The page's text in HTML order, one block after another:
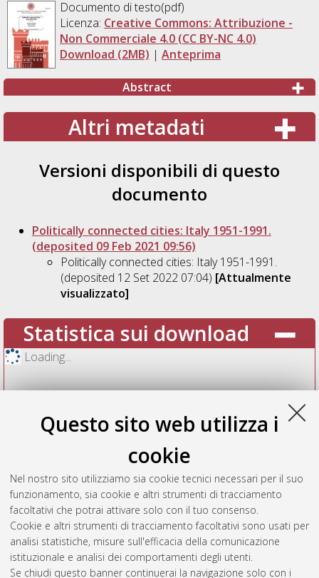
Questo sito web utilizza i
cookie
Nel nostro sito utilizziamo sia cookie tecnici necessari per il suo
funzionamento, sia cookie e altri strumenti di tracciamento
facoltativi che potrai attivare solo con il tuo consenso.
Cookie e altri strumenti di tracciamento facoltativi sono usati per
analisi statistiche, misure sull'efficacia della comunicazione
istituzionale e analisi dei comportamenti degli utenti.
Se chiudi questo banner continuerai la navigazione solo con i
Documento di testo(pdf)
Licenza: Creative Commons: Attribuzione -
Non Commerciale 4.0 (CC BY-NC 4.0)
Download (2MB) | Anteprima
Abstract
Altri metadati
Versioni disponibili di questo
documento
Politically connected cities: Italy 1951-1991.
(deposited 09 Feb 2021 09:56)
Politically connected cities: Italy 1951-1991.
(deposited 12 Set 2022 07:04) [Attualmente
visualizzato]
Statistica sui download
Loading...
Vedi altre statistiche
Gestione del documento: